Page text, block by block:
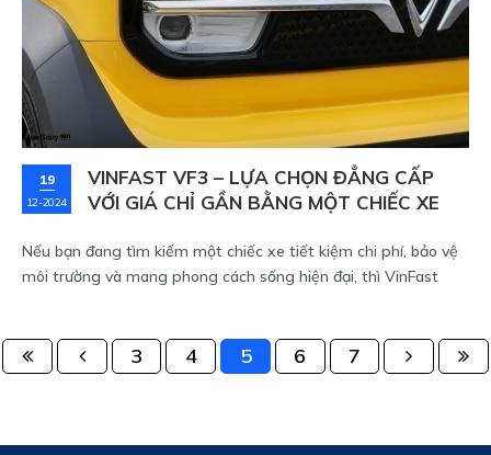
19
12-2024
VINFAST VF3 – LỰA CHỌN ĐẲNG CẤP
VỚI GIÁ CHỈ GẦN BẰNG MỘT CHIẾC XE
Nếu bạn đang tìm kiếm một chiếc xe tiết kiệm chi phí, bảo vệ
môi trường và mang phong cách sống hiện đại, thì VinFast
3 4 5 6 7